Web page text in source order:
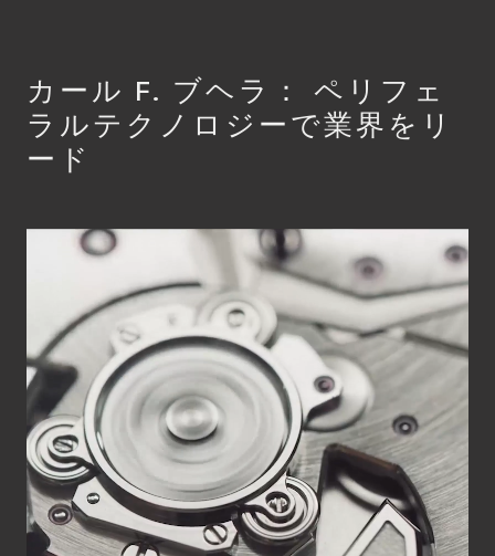
カール F. ブヘラ： ペリフェ
ラルテクノロジーで業界をリ
ード